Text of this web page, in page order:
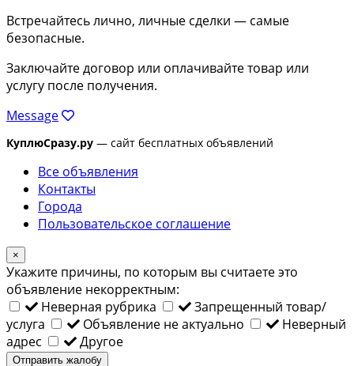
Встречайтесь лично, личные сделки — самые
безопасные.
Заключайте договор или оплачивайте товар или
услугу после получения.
Message
КуплюСразу.ру — сайт бесплатных объявлений
Все объявления
Контакты
Города
Пользовательское соглашение
×
Укажите причины, по которым вы считаете это
объявление некорректным:
Неверная рубрика
Запрещенный товар/
услуга
Объявление не актуально
Неверный
адрес
Другое
Отправить жалобу